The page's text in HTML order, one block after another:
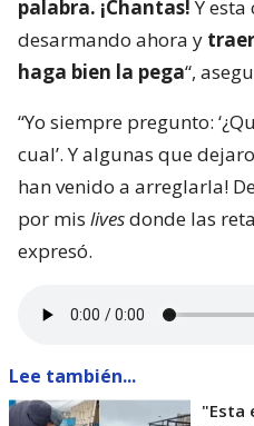
de proyectos
“ Es una vergüenza que
No podía decir mal
palabra. ¡Chantas!Y esta
desarmando ahora y
haga bien la pega “,
cual’. Y algunas que
por mislivesdonde las
expresó.